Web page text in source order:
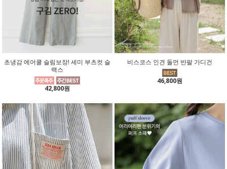
초냉감 에어쿨 슬림보장! 세미 부츠컷 슬
랙스
42,800원
비스코스 인견 돌먼 반팔 가디건
46,800원